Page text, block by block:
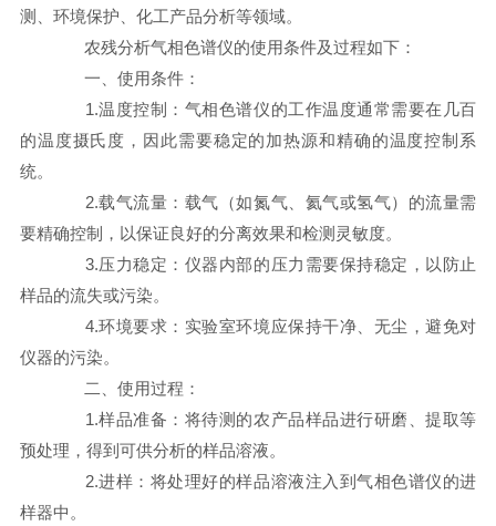
测、环境保护、化工产品分析等领域。
农残分析气相色谱仪的使用条件及过程如下：
一、使用条件：
1.温度控制：气相色谱仪的工作温度通常需要在几百
的温度摄氏度，因此需要稳定的加热源和精确的温度控制系
统。
2.载气流量：载气（如氮气、氦气或氢气）的流量需
要精确控制，以保证良好的分离效果和检测灵敏度。
3.压力稳定：仪器内部的压力需要保持稳定，以防止
样品的流失或污染。
4.环境要求：实验室环境应保持干净、无尘，避免对
仪器的污染。
二、使用过程：
1.样品准备：将待测的农产品样品进行研磨、提取等
预处理，得到可供分析的样品溶液。
2.进样：将处理好的样品溶液注入到气相色谱仪的进
样器中。